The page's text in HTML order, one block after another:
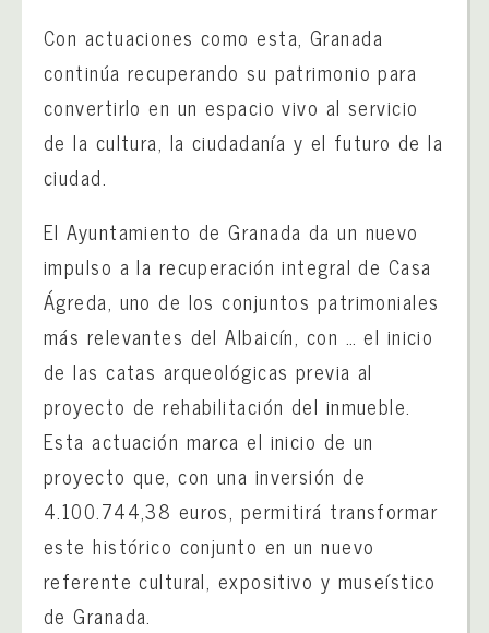
Con actuaciones como esta, Granada
continúa recuperando su patrimonio para
convertirlo en un espacio vivo al servicio
de la cultura, la ciudadanía y el futuro de la
ciudad.
El Ayuntamiento de Granada da un nuevo
impulso a la recuperación integral de Casa
Ágreda, uno de los conjuntos patrimoniales
más relevantes del Albaicín, con … el inicio
de las catas arqueológicas previa al
proyecto de rehabilitación del inmueble.
Esta actuación marca el inicio de un
proyecto que, con una inversión de
4.100.744,38 euros, permitirá transformar
este histórico conjunto en un nuevo
referente cultural, expositivo y museístico
de Granada.